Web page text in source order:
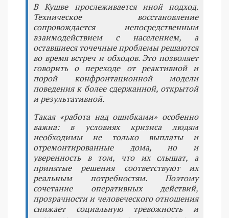
В Кушве прослеживается иной подход.
Техническое восстановление
сопровождается непосредственным
взаимодействием с населением, а
оставшиеся точечные проблемы решаются
во время встреч и обходов. Это позволяет
говорить о переходе от реактивной и
порой конфронтационной модели
поведения к более сдержанной, открытой
и результативной.
Такая «работа над ошибками» особенно
важна: в условиях кризиса людям
необходимы не только выплаты и
отремонтированные дома, но и
уверенность в том, что их слышат, а
принятые решения соответствуют их
реальным потребностям. Поэтому
сочетание оперативных действий,
прозрачности и человеческого отношения
снижает социальную тревожность и